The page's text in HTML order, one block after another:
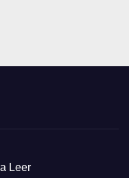
Leer